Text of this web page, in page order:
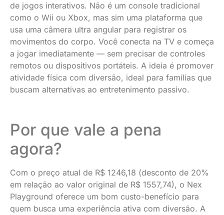
de jogos interativos. Não é um console tradicional
como o Wii ou Xbox, mas sim uma plataforma que
usa uma câmera ultra angular para registrar os
movimentos do corpo. Você conecta na TV e começa
a jogar imediatamente — sem precisar de controles
remotos ou dispositivos portáteis. A ideia é promover
atividade física com diversão, ideal para famílias que
buscam alternativas ao entretenimento passivo.
Por que vale a pena
agora?
Com o preço atual de R$ 1246,18 (desconto de 20%
em relação ao valor original de R$ 1557,74), o Nex
Playground oferece um bom custo-benefício para
quem busca uma experiência ativa com diversão. A